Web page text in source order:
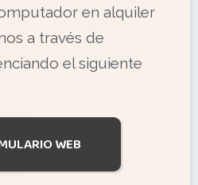
en alquiler
a través de
el siguiente
WEB